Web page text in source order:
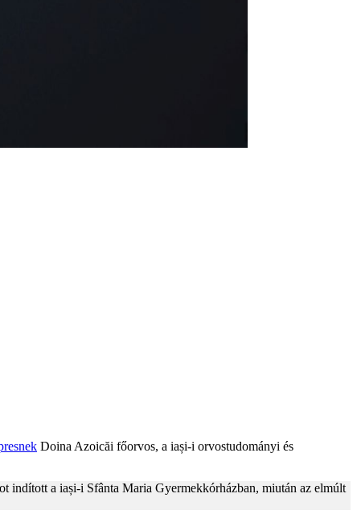
Doina Azoicăi főorvos, a iași-i orvostudományi és
indított a iași-i Sfânta Maria Gyermekkórházban, miután az elmúlt